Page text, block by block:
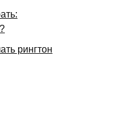
рингтон